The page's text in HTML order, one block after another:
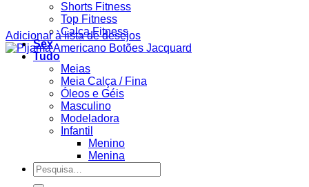
Shorts Fitness
Top Fitness
Calça Fitness
Sex
Tudo
Meias
Meia Calça / Fina
Óleos e Géis
Masculino
Modeladora
Infantil
Menino
Menina
Pesquisar
por:
Adicionar à lista de desejos